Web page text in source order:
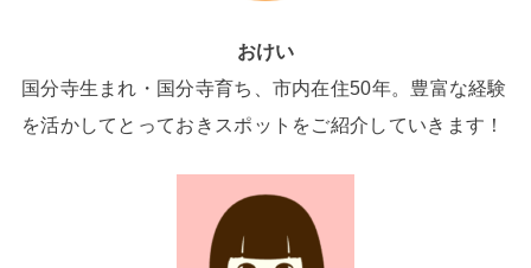
おけい
国分寺生まれ・国分寺育ち、市内在住50年。豊富な経験
を活かしてとっておきスポットをご紹介していきます！